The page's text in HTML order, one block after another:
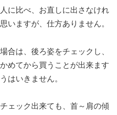
に比べ、お直しに出さなけれ
いますが、仕方ありません。
合は、後ろ姿をチェックし、
めてから買うことが出来ます
はいきません。
ェック出来ても、首～肩の傾